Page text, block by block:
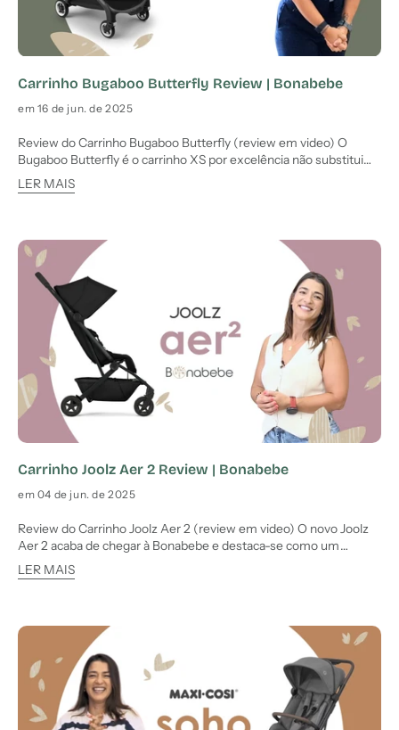
Carrinho Bugaboo Butterfly Review | Bonabebe
em 16 de jun. de 2025
Review do Carrinho Bugaboo Butterfly (review em video) O
Bugaboo Butterfly é o carrinho XS por excelência não substitui
um carrinho principal, pois não permite virar para os pais nem
usar alcofa ou ninho. No entanto, destaca-se pela facilidade de
LER MAIS
Carrinho Joolz Aer 2 Review | Bonabebe
em 04 de jun. de 2025
Review do Carrinho Joolz Aer 2 (review em video) O novo Joolz
Aer 2 acaba de chegar à Bonabebe e destaca-se como um
carrinho ultra compacto, ideal para viagens e uso diário. Vencedor
do top 10 dos melhores carrinhos de passeio da sua categoria.
LER MAIS